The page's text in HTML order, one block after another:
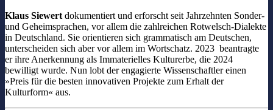
Klaus Siewert dokumentiert und erforscht seit Jahrzehnten Sonder-
und Geheimsprachen, vor allem die zahlreichen Rotwelsch-Dialekte
in Deutschland. Sie orientieren sich grammatisch am Deutschen,
unterscheiden sich aber vor allem im Wortschatz. 2023 beantragte
er ihre Anerkennung als Immaterielles Kulturerbe, die 2024
bewilligt wurde. Nun lobt der engagierte Wissenschaftler einen
»Preis für die besten innovativen Projekte zum Erhalt der
Kulturform« aus.